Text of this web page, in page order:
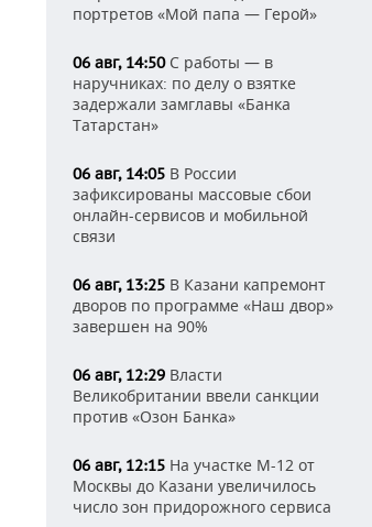
портретов «Мой папа — Герой»
06 авг, 14:50С работы — в
наручниках: по делу о взятке
задержали замглавы «Банка
Татарстан»
06 авг, 14:05 В России
зафиксированы массовые сбои
онлайн-сервисов и мобильной
связи
06 авг, 13:25 В Казани капремонт
дворов по программе «Наш двор»
завершен на 90%
06 авг, 12:29 Власти
Великобритании ввели санкции
против «Озон Банка»
06 авг, 12:15 На участке М-12 от
Москвы до Казани увеличилось
число зон придорожного сервиса